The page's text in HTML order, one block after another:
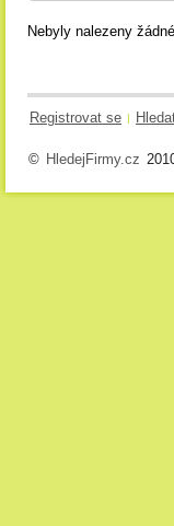
Nebyly nalezeny
Registrovat se |
© HledejFirmy.cz